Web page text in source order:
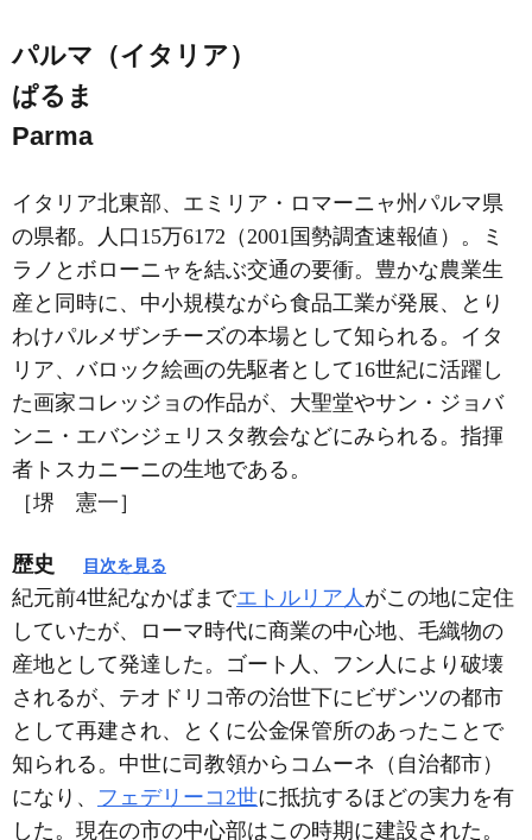
パルマ（イタリア）
ぱるま
Parma
イタリア北東部、エミリア・ロマーニャ州パルマ県
の県都。人口15万6172（2001国勢調査速報値）。ミ
ラノとボローニャを結ぶ交通の要衝。豊かな農業生
産と同時に、中小規模ながら食品工業が発展、とり
わけパルメザンチーズの本場として知られる。イタ
リア、バロック絵画の先駆者として16世紀に活躍し
た画家コレッジョの作品が、大聖堂やサン・ジョバ
ンニ・エバンジェリスタ教会などにみられる。指揮
者トスカニーニの生地である。
［堺 憲一］
歴史 目次を見る
紀元前4世紀なかばまでエトルリア人 がこの地に定住
していたが、ローマ時代に商業の中心地、毛織物の
産地として発達した。ゴート人、フン人により破壊
されるが、テオドリコ帝の治世下にビザンツの都市
として再建され、とくに公金保管所のあったことで
知られる。中世に司教領からコムーネ（自治都市）
になり、 フェデリーコ2世に抵抗するほどの実力を有
した。現在の市の中心部はこの時期に建設された。